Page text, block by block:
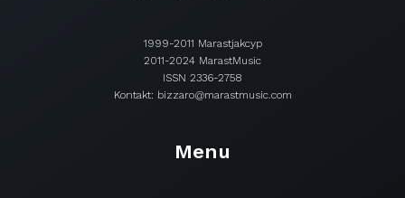
1999-2011 Marastjakcyp
2011-2024 MarastMusic
ISSN 2336-2758
Kontakt: bizzaro@marastmusic.com
Menu